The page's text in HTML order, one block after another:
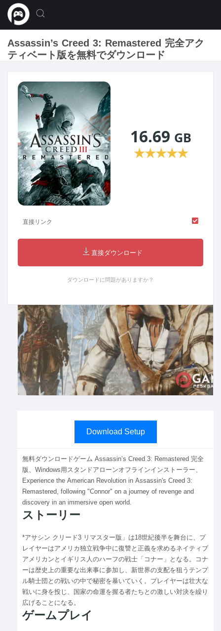
Assassin’s Creed 3: Remastered 完全アク
ティベート版を無料でダウンロード
Download Setup
無料ダウンロードゲーム Assassin’s Creed 3: Remastered 完全
版、Windows用スタンドアローンオフラインインストーラー、
Experience the American Revolution in Assassin's Creed 3:
Remastered, following "Connor" on a journey of revenge and
discovery in an immersive open world.
ストーリー
*アサシン クリード3 リマスター版」は18世紀後半を舞台に、プ
レイヤーはアメリカ独立戦争中に復讐と正義を求めるネイティブ
アメリカンとイギリス人のハーフの戦士「コナー」となる。コナ
ーは歴史上の重要な出来事に参加し、新世界の支配を狙うテンプ
ル騎士団との戦いの中で秘密を暴いていく。プレイヤーは壮大な
戦いに身を投じ、国家の命運を握る者たちとの激しい対決を繰り
広げることになる。
ゲームプレイ
16.69 GB
★★★★★
直接リンク
直接ダウンロード
ダウンロードに問題がありますか？